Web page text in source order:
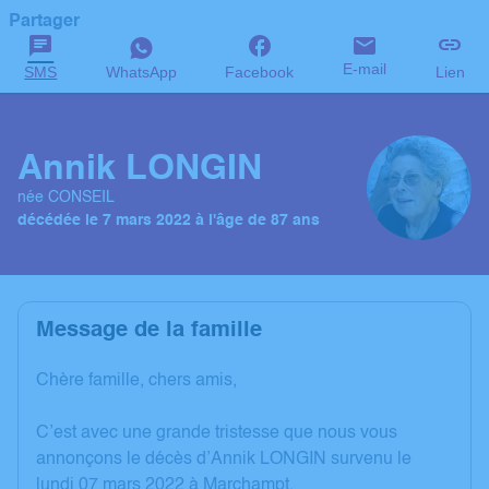
Partager
SMS WhatsApp Facebook E-mail Lien
Annik LONGIN
née CONSEIL
décédée le 7 mars 2022 à l'âge de 87 ans
Message de la famille
Chère famille, chers amis,
C’est avec une grande tristesse que nous vous
annonçons le décès d’Annik LONGIN survenu le